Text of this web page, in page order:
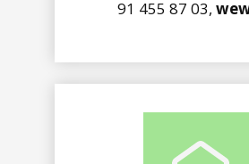
91 455 87 03,